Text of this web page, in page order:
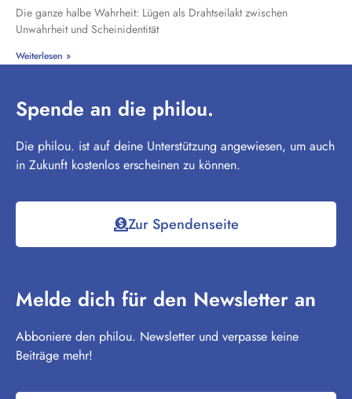
Die ganze halbe Wahrheit: Lügen als Drahtseilakt zwischen
Unwahrheit und Scheinidentität
Weiterlesen »
Spende an die philou.
Die philou. ist auf deine Unterstützung angewiesen, um auch
in Zukunft kostenlos erscheinen zu können.
Zur Spendenseite
Melde dich für den Newsletter an
Abboniere den philou. Newsletter und verpasse keine
Beiträge mehr!